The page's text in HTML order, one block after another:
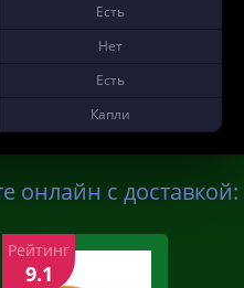
Есть
Нет
Есть
Капли
онлайн с доставкой:
Рейтинг
9.1